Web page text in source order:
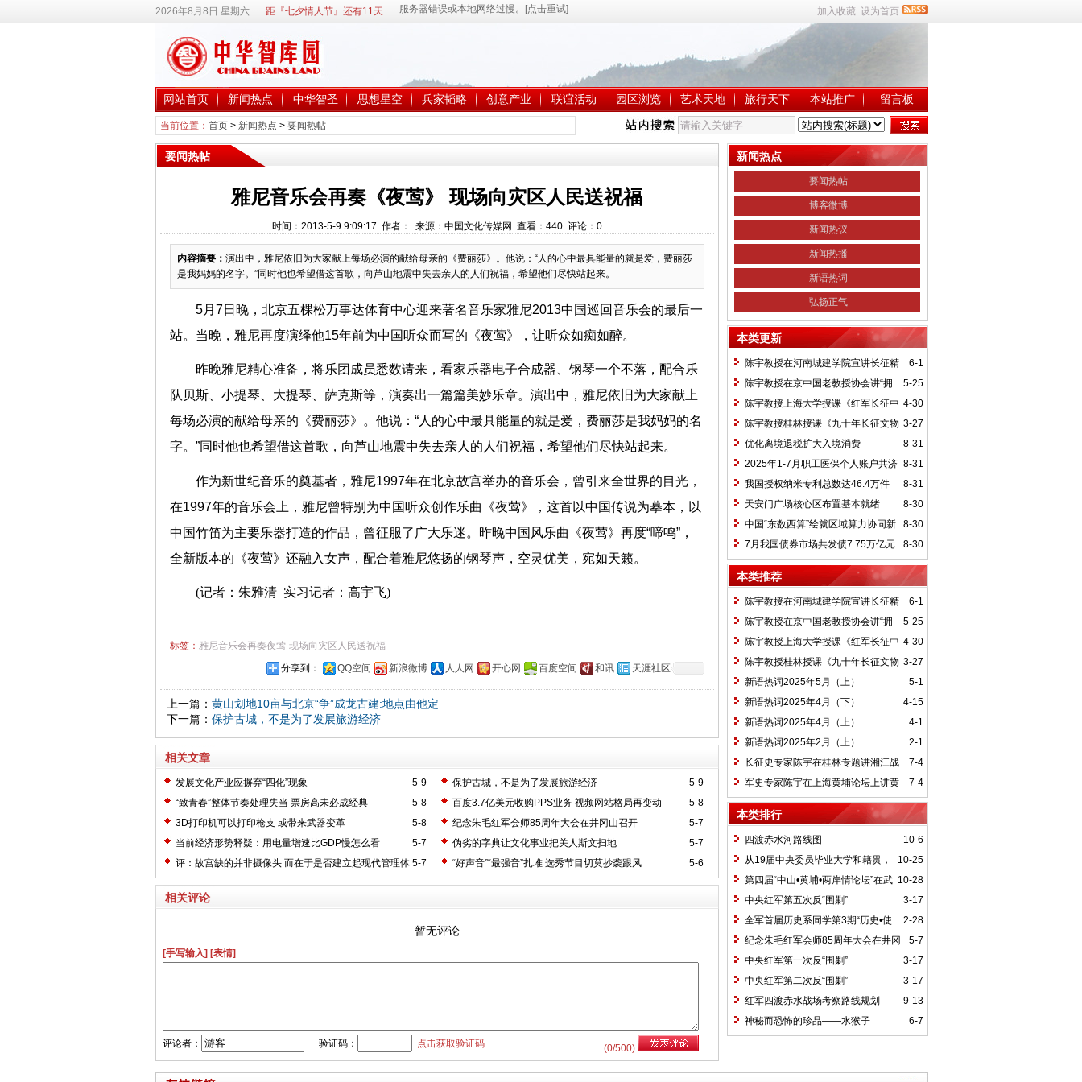
2026年8月8日 星期六 距『七夕情人节』还有11天 加入收藏 设为首页
网站首页 新闻热点 中华智圣 思想星空 兵家韬略 创意产业 联谊活动 园区浏览 艺术天地 旅行天下 本站推广 留言板
当前位置： 首页> 新闻热点 > 要闻热帖
要闻热帖
雅尼音乐会再奏《夜莺》 现场向灾区人民送祝福
时间：2013-5-9 9:09:17 作者： 来源：中国文化传媒网 查看： 440评论： 0
内容摘要： 演出中，雅尼依旧为大家献上每场必演的献给母亲的《费丽莎》。他说：“人的心中最具能量的就是爱，费丽莎
是我妈妈的名字。”同时他也希望借这首歌，向芦山地震中失去亲人的人们祝福，希望他们尽快站起来。
5月7日晚，北京五棵松万事达体育中心迎来著名音乐家雅尼2013中国巡回音乐会的最后一
站。当晚，雅尼再度演绎他15年前为中国听众而写的《夜莺》，让听众如痴如醉。
昨晚雅尼精心准备，将乐团成员悉数请来，看家乐器电子合成器、钢琴一个不落，配合乐
队贝斯、小提琴、大提琴、萨克斯等，演奏出一篇篇美妙乐章。演出中，雅尼依旧为大家献上
每场必演的献给母亲的《费丽莎》。他说：“人的心中最具能量的就是爱，费丽莎是我妈妈的名
字。”同时他也希望借这首歌，向芦山地震中失去亲人的人们祝福，希望他们尽快站起来。
作为新世纪音乐的奠基者，雅尼1997年在北京故宫举办的音乐会，曾引来全世界的目光，
在1997年的音乐会上，雅尼曾特别为中国听众创作乐曲《夜莺》，这首以中国传说为摹本，以
中国竹笛为主要乐器打造的作品，曾征服了广大乐迷。昨晚中国风乐曲《夜莺》再度“啼鸣”，
全新版本的《夜莺》还融入女声，配合着雅尼悠扬的钢琴声，空灵优美，宛如天籁。
(记者： 朱雅清 实习记者： 高宇飞)
标签： 雅尼音乐会再奏夜莺 现场向灾区人民送祝福
分享到：
QQ空间 新浪微博 人人网 开心网 百度空间 和讯 天涯社区
上一篇： 黄山划地10亩与北京“争”成龙古建:地点由他定
下一篇： 保护古城，不是为了发展旅游经济
相关文章
5-9
发展文化产业应摒弃“四化”现象 5-9
保护古城，不是为了发展旅游经济
5-8
“致青春”整体节奏处理失当 票房高未必成经典 5-8
百度3.7亿美元收购PPS业务 视频网站格局再变动
5-8
3D打印机可以打印枪支 或带来武器变革 5-7
纪念朱毛红军会师85周年大会在井冈山召开
5-7
当前经济形势释疑：用电量增速比GDP慢怎么看 5-7
伪劣的字典让文化事业把关人斯文扫地
5-7
评：故宫缺的并非摄像头 而在于是否建立起现代管理体
系
5-6
“好声音”“最强音”扎堆 选秀节目切莫抄袭跟风
相关评论
暂无评论
[手写输入] [表情]
(0/500)
评论者： 验证码： 点击获取验证码
新闻热点
要闻热帖
博客微博
新闻热议
新闻热播
新语热词
弘扬正气
本类更新
6-1
陈宇教授在河南城建学院宣讲长征精
神及红25军长征史
5-25
陈宇教授在京中国老教授协会讲“拥
抱中华新文明”
4-30
陈宇教授上海大学授课《红军长征中
的黄埔师生》
3-27
陈宇教授桂林授课《九十年长征文物
鉴赏》
8-31
优化离境退税扩大入境消费
8-31
2025年1-7月职工医保个人账户共济
2.31亿人次 共济金额304.57亿元
8-31
我国授权纳米专利总数达46.4万件
8-30
天安门广场核心区布置基本就绪
8-30
中国“东数西算”绘就区域算力协同新
图景
8-30
7月我国债券市场共发债7.75万亿元
本类推荐
6-1
陈宇教授在河南城建学院宣讲长征精
神及红25军长征史
5-25
陈宇教授在京中国老教授协会讲“拥
抱中华新文明”
4-30
陈宇教授上海大学授课《红军长征中
的黄埔师生》
3-27
陈宇教授桂林授课《九十年长征文物
鉴赏》
5-1
新语热词2025年5月（上）
4-15
新语热词2025年4月（下）
4-1
新语热词2025年4月（上）
2-1
新语热词2025年2月（上）
7-4
长征史专家陈宇在桂林专题讲湘江战
役精神
7-4
军史专家陈宇在上海黄埔论坛上讲黄
埔精神与国家统一大业
本类排行
10-6
四渡赤水河路线图
10-25
从19届中央委员毕业大学和籍贯，
看当代中国文化区域积淀
10-28
第四届“中山•黄埔•两岸情论坛”在武
汉举行
3-17
中央红军第五次反“围剿”
2-28
全军首届历史系同学第3期“历史•使
命”论坛纪要
5-7
纪念朱毛红军会师85周年大会在井冈
山召开
3-17
中央红军第一次反“围剿”
3-17
中央红军第二次反“围剿”
9-13
红军四渡赤水战场考察路线规划
6-7
神秘而恐怖的珍品——水猴子